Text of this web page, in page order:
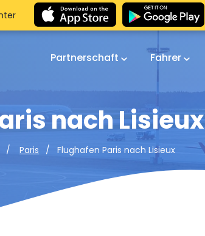
Partnerschaft Fahrer
nach Lisieux
Paris Flughafen Paris nach Lisieux